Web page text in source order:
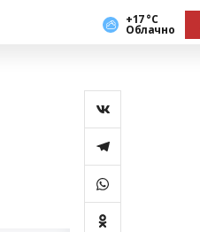
+17 °С
Облачно